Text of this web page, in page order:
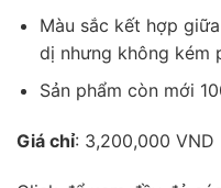
Màu sắc kết hợp
dị nhưng không kém
Sản phẩm còn mới
Giá chỉ: 3,200,000 VND